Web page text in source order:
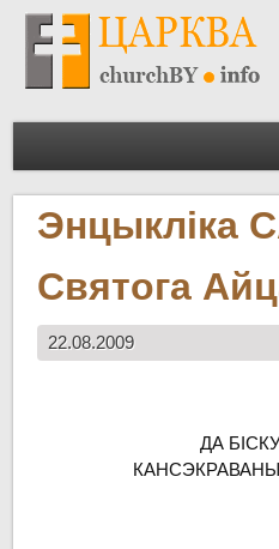
Энцыкліка
Святога
22.08.2009
ДА